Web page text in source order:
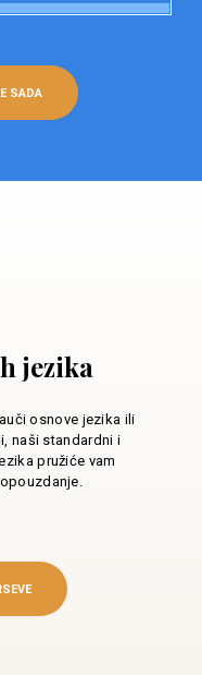
SADA
jezika
osnove jezika ili
naši standardni i
pružiće vam